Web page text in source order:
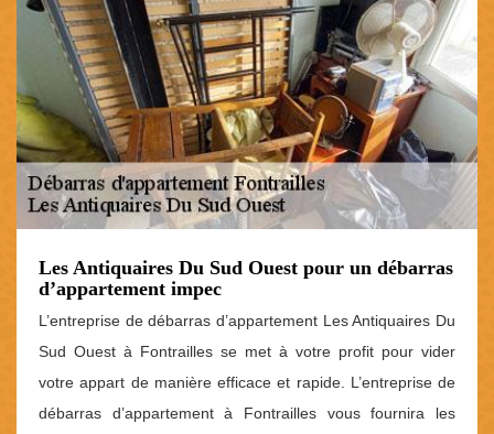
Les Antiquaires Du Sud Ouest pour un débarras
d’appartement impec
L’entreprise de débarras d’appartement Les Antiquaires Du
Sud Ouest à Fontrailles se met à votre profit pour vider
votre appart de manière efficace et rapide. L’entreprise de
débarras d’appartement à Fontrailles vous fournira les